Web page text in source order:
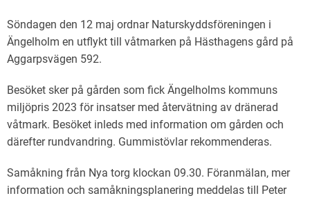
Söndagen den 12 maj ordnar Naturskyddsföreningen i
Ängelholm en utflykt till våtmarken på Hästhagens gård på
Aggarpsvägen 592.
Besöket sker på gården som fick Ängelholms kommuns
miljöpris 2023 för insatser med återvätning av dränerad
våtmark. Besöket inleds med information om gården och
därefter rundvandring. Gummistövlar rekommenderas.
Samåkning från Nya torg klockan 09.30. Föranmälan, mer
information och samåkningsplanering meddelas till Peter